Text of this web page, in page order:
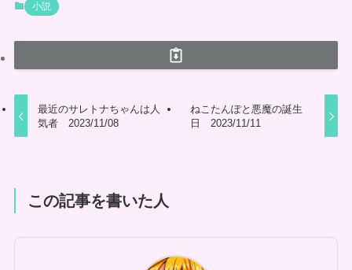
小説
最近のサレトナちゃんは人
気者 2023/11/08
ねこたんぽと悪魔の誕生
日 2023/11/11
この記事を書いた人